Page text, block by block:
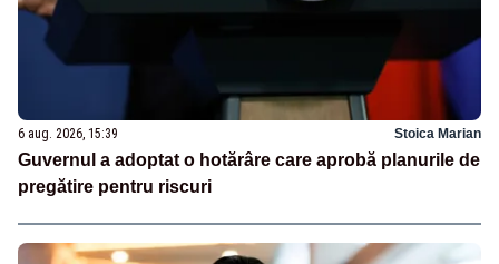
6 aug. 2026, 15:39 Stoica Marian
Guvernul a adoptat o hotărâre care aprobă planurile de
pregătire pentru riscuri